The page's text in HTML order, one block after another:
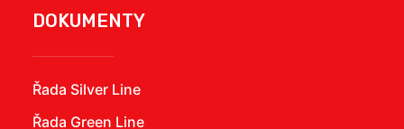
DOKUMENTY
Řada Silver Line
Řada Green Line